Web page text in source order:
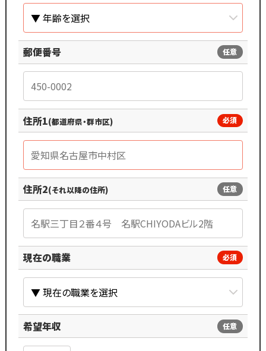
郵便番号 任意
住所1(都道府県・群市区) 必須
住所2(それ以降の住所) 任意
現在の職業 必須
希望年収 任意